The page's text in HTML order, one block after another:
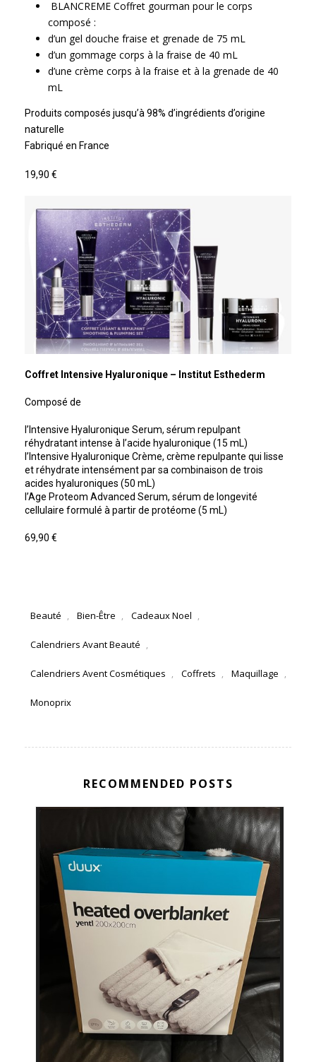
BLANCREME Coffret gourman pour le corps
composé :
d’un gel douche fraise et grenade de 75 mL
d’un gommage corps à la fraise de 40 mL
d’une crème corps à la fraise et à la grenade de 40
mL
Produits composés jusqu’à 98% d’ingrédients d’origine
naturelle
Fabriqué en France
19,90 €
Coffret Intensive Hyaluronique – Institut Esthederm
Composé de
l’Intensive Hyaluronique Serum, sérum repulpant
réhydratant intense à l’acide hyaluronique (15 mL)
l’Intensive Hyaluronique Crème, crème repulpante qui lisse
et réhydrate intensément par sa combinaison de trois
acides hyaluroniques (50 mL)
l’Age Proteom Advanced Serum, sérum de longevité
cellulaire formulé à partir de protéome (5 mL)
69,90 €
Beauté , Bien-Être , Cadeaux Noel ,
Calendriers Avant Beauté ,
Calendriers Avent Cosmétiques , Coffrets , Maquillage ,
Monoprix
RECOMMENDED POSTS